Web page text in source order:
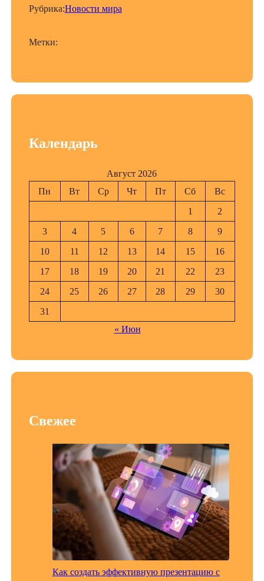
Рубрика:Новости мира
Метки:
Календарь
Август 2026
Пн
Вт Ср Чт Пт Сб
Вс
1
2
3
4 5 6 7 8
9
10
11 12 13 14 15
16
17
18 19 20 21 22
23
24
25 26 27 28 29
30
31
« Июн
Свежее
Как создать эффективную презентацию с